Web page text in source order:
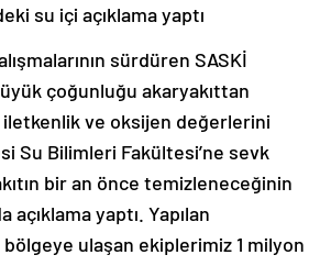
su içi açıklama yaptı
sürdüren SASKİ
çoğunluğu akaryakıttan
iletkenlik ve oksijen değerlerini
Su Bilimleri Fakültesi’ne sevk
bir an önce temizleneceğinin
yaptı. Yapılan
ulaşan ekiplerimiz 1 milyon